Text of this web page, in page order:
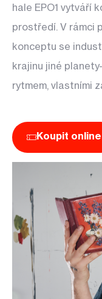
hale EPO1 vytváří
prostředí. V rámci
konceptu se
krajinu jiné
rytmem, vlastními
Koupit online